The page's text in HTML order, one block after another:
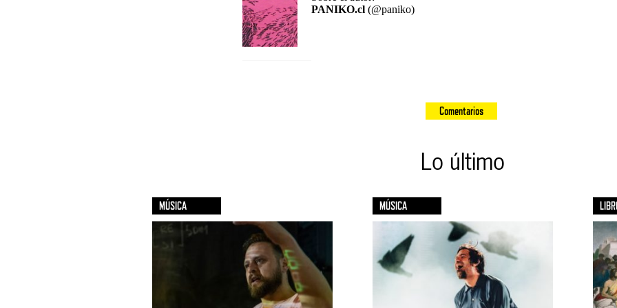
PANIKO.cl (@paniko)
Comentarios
Lo último
MÚSICA MÚSICA